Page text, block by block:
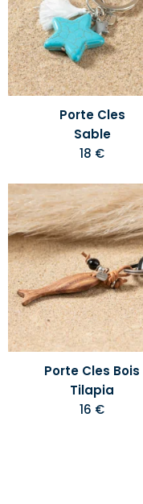
Porte Cles
Sable
18 €
Porte Cles Bois
Tilapia
16 €